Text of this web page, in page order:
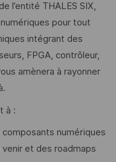
l’entité THALES SIX,
pour tout
intégrant des
FPGA, contrôleur,
amènera à rayonner
à :
numériques
et des roadmaps